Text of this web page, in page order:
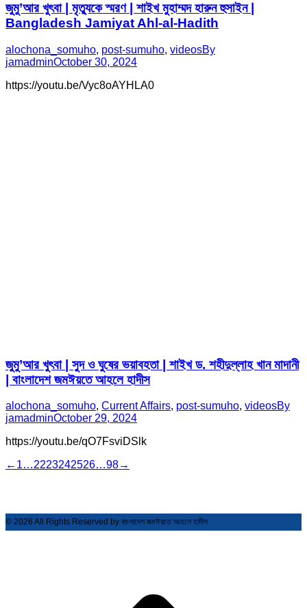
জুমু’আর খুৎবা | মৃত্যুকে স্মরণ | শাইখ মুহাম্মদ হারুন হুসাইন |
Bangladesh Jamiyat Ahl-al-Hadith
alochona_somuho, post-sumuho, videosBy
jamadminOctober 30, 2024
https://youtu.be/Vyc8oAYHLA0
জুমু’আর খুৎবা | সুদ ও ঘুষের ভয়াবহতা | শাইখ ড. শহীদুল্লাহ খান মাদানী
| বাংলাদেশ জমঈয়তে আহলে হাদীস
alochona_somuho, Current Affairs, post-sumuho, videosBy
jamadminOctober 29, 2024
https://youtu.be/qO7FsviDSlk
← 1…2223242526…98→
© 2026 All Rights Reserved by বাংলাদেশ জমঈয়তে আহলে হাদীস